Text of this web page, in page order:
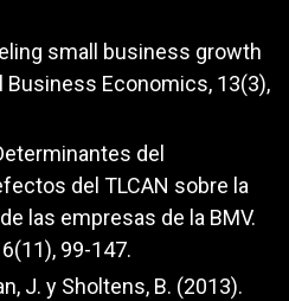
small business growth
Business Economics, 13(3),
del
del TLCAN sobre la
las empresas de la BMV.
99-147.
J. y Sholtens, B. (2013).